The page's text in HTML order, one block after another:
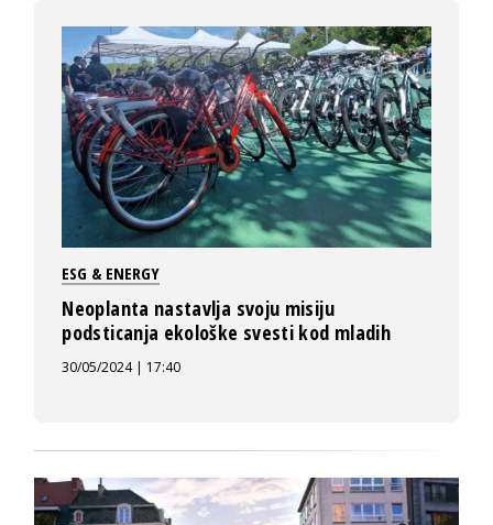
ESG & ENERGY
Neoplanta nastavlja svoju misiju
podsticanja ekološke svesti kod mladih
30/05/2024 | 17:40